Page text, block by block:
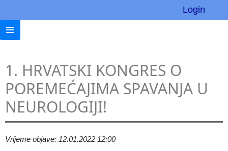
Login
1. HRVATSKI KONGRES O
POREMEĆAJIMA SPAVANJA U
NEUROLOGIJI!
Vrijeme objave: 12.01.2022 12:00